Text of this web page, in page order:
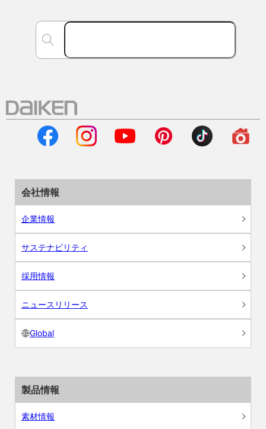
会社情報
企業情報
サステナビリティ
採用情報
ニュースリリース
Global
製品情報
素材情報